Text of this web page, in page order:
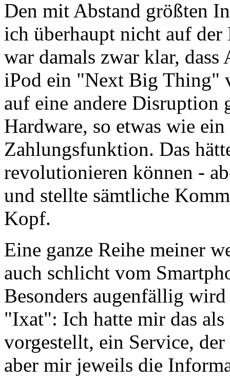
Den mit Abstand größten
ich überhaupt nicht auf der
war damals zwar klar,
iPod ein "Next Big Thing"
auf eine andere Disruption
Hardware, so etwas wie
Zahlungsfunktion. Das
revolutionieren können -
und stellte sämtliche
Kopf.
Eine ganze Reihe meiner
auch schlicht vom
Besonders augenfällig
"Ixat": Ich hatte mir das
vorgestellt, ein Service,
aber mir jeweils die